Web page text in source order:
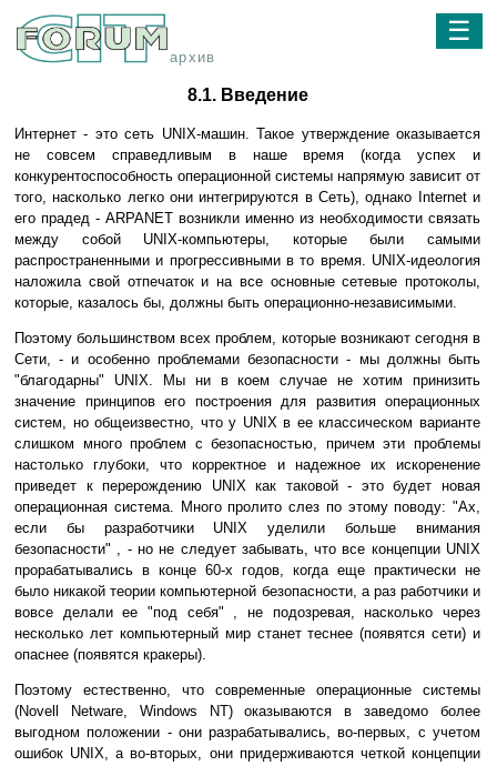
архив
☰
8.1. Введение
Интернет - это сеть UNIX-машин. Такое утверждение оказывается
не совсем справедливым в наше время (когда успех и
конкурентоспособность операционной системы напрямую зависит от
того, насколько легко они интегрируются в Сеть), однако Internet и
его прадед - ARPANET возникли именно из необходимости связать
между собой UNIX-компьютеры, которые были самыми
распространенными и прогрессивными в то время. UNIX-идеология
наложила свой отпечаток и на все основные сетевые протоколы,
которые, казалось бы, должны быть операционно-независимыми.
Поэтому большинством всех проблем, которые возникают сегодня в
Сети, - и особенно проблемами безопасности - мы должны быть
"благодарны" UNIX. Мы ни в коем случае не хотим принизить
значение принципов его построения для развития операционных
систем, но общеизвестно, что у UNIX в ее классическом варианте
слишком много проблем с безопасностью, причем эти проблемы
настолько глубоки, что корректное и надежное их искоренение
приведет к перерождению UNIX как таковой - это будет новая
операционная система. Много пролито слез по этому поводу: "Ах,
если бы разработчики UNIX уделили больше внимания
безопасности" , - но не следует забывать, что все концепции UNIX
прорабатывались в конце 60-х годов, когда еще практически не
было никакой теории компьютерной безопасности, а раз работчики и
вовсе делали ее "под себя" , не подозревая, насколько через
несколько лет компьютерный мир станет теснее (появятся сети) и
опаснее (появятся кракеры).
Поэтому естественно, что современные операционные системы
(Novell Netware, Windows NT) оказываются в заведомо более
выгодном положении - они разрабатывались, во-первых, с учетом
ошибок UNIX, а во-вторых, они придерживаются четкой концепции